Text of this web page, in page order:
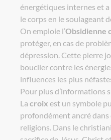
énergétiques internes et
le corps en le soulageant
On emploie l’Obsidienne
protéger, en cas de
dépression. Cette pierre
bouclier contre les
influences les plus
Pour plus d’informations
La croix est un symbole
profondément ancré
religions. Dans le